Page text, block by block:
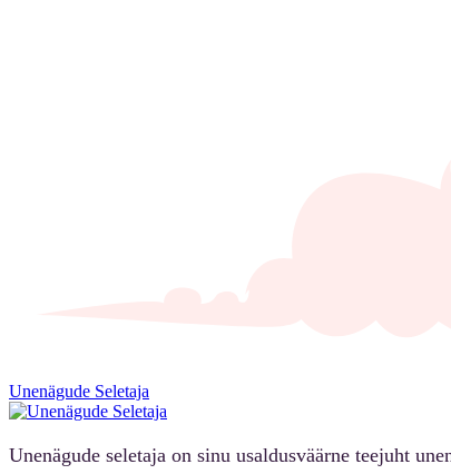
Unenägude Seletaja
Unenägude seletaja on sinu usaldusväärne teejuht